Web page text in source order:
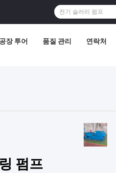
공장 투어 품질 관리 연락처
펌프